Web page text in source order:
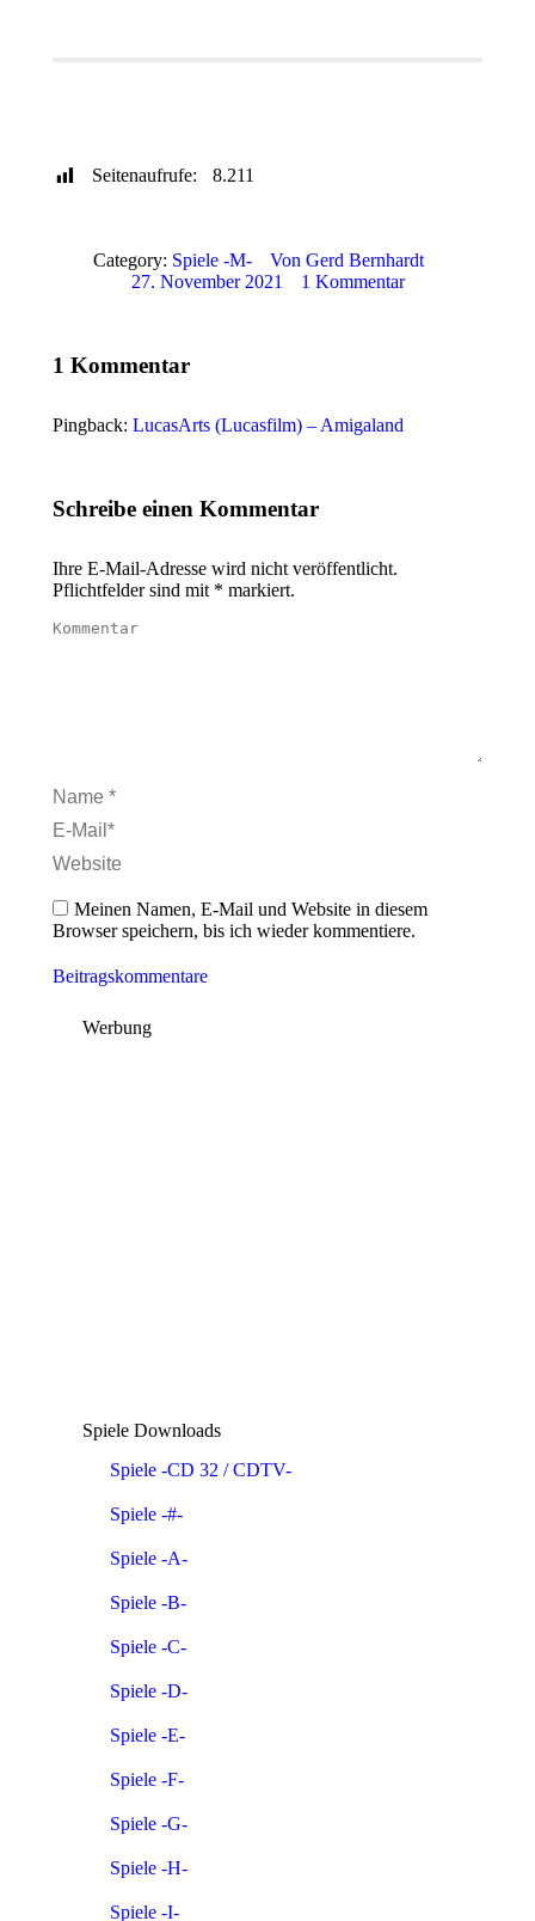
Seitenaufrufe: 8.211
Category: Spiele -M- Von Gerd Bernhardt
27. November 2021
1 Kommentar
1 Kommentar
Pingback: LucasArts (Lucasfilm) – Amigaland
Schreibe einen Kommentar
Ihre E-Mail-Adresse wird nicht veröffentlicht.
Pflichtfelder sind mit * markiert.
Kommentar
Name *
E-Mail *
Website
Meinen Namen, E-Mail und Website in diesem
Browser speichern, bis ich wieder kommentiere.
Beitragskommentare
Werbung
Spiele Downloads
Spiele -CD 32 / CDTV-
Spiele -#-
Spiele -A-
Spiele -B-
Spiele -C-
Spiele -D-
Spiele -E-
Spiele -F-
Spiele -G-
Spiele -H-
Spiele -I-